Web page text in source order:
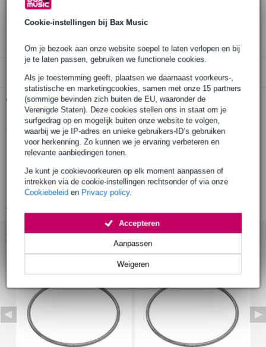
Cookie-instellingen bij Bax Music
Om je bezoek aan onze website soepel te laten verlopen en bij
je te laten passen, gebruiken we functionele cookies.
Als je toestemming geeft, plaatsen we daarnaast voorkeurs-,
statistische en marketingcookies, samen met onze 15 partners
(sommige bevinden zich buiten de EU, waaronder de
Verenigde Staten). Deze cookies stellen ons in staat om je
surfgedrag op en mogelijk buiten onze website te volgen,
waarbij we je IP-adres en unieke gebruikers-ID’s gebruiken
voor herkenning. Zo kunnen we je ervaring verbeteren en
relevante aanbiedingen tonen.
Je kunt je cookievoorkeuren op elk moment aanpassen of
intrekken via de cookie-instellingen rechtsonder of via onze
Cookiebeleid en Privacy policy.
Weigeren
Aanpassen
Accepteren
30 dagen 'niet goed geld terug' garantie
Alleen geschikt voor:
Gratis ophalen in de winkel
Productinformatie
geproduceerd in Europa volgens strenge eisen
gefabriceerd door een fabrikant met meer dan 20 jaar ervaring
productie door gekwalificeerd personeel en geavanceerde lasrobots
Bekijk ook eens (10)